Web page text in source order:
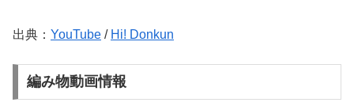
出典： YouTube / Hi! Donkun
編み物動画情報